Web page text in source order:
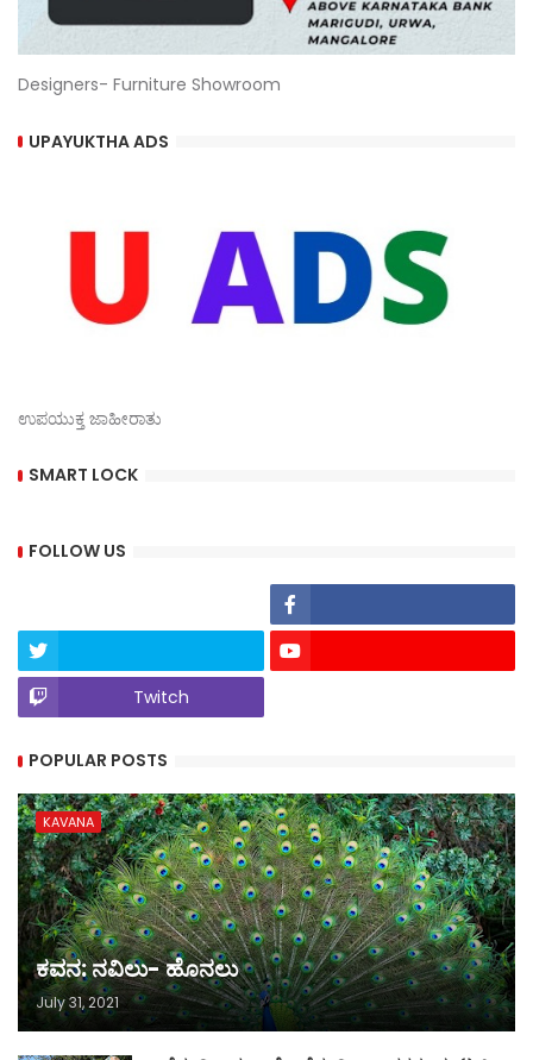
Designers- Furniture Showroom
UPAYUKTHA ADS
ಉಪಯುಕ್ತ ಜಾಹೀರಾತು
SMART LOCK
FOLLOW US
Twitch
POPULAR POSTS
KAVANA
ಕವನ: ನವಿಲು- ಹೊನಲು
July 31, 2021